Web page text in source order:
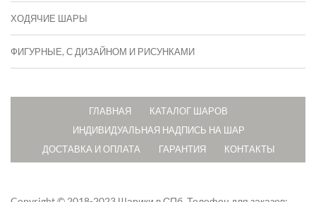
ХОДЯЧИЕ ШАРЫ
ФИГУРНЫЕ, С ДИЗАЙНОМ И РИСУНКАМИ
ГЛАВНАЯ
КАТАЛОГ ШАРОВ
ИНДИВИДУАЛЬНАЯ НАДПИСЬ НА ШАР
ДОСТАВКА И ОПЛАТА
ГАРАНТИЯ КОНТАКТЫ